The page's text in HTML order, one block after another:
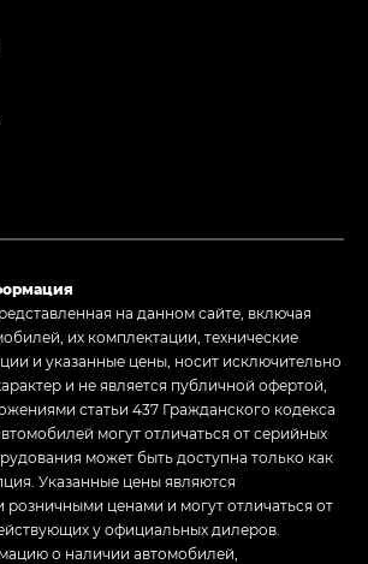
на данном сайте, включая
их комплектации, технические
и указанные цены, носит исключительно
и не является публичной офертой,
статьи 437 Гражданского кодекса
могут отличаться от серийных
может быть доступна только как
Указанные цены являются
ценами и могут отличаться от
у официальных дилеров.
о наличии автомобилей,